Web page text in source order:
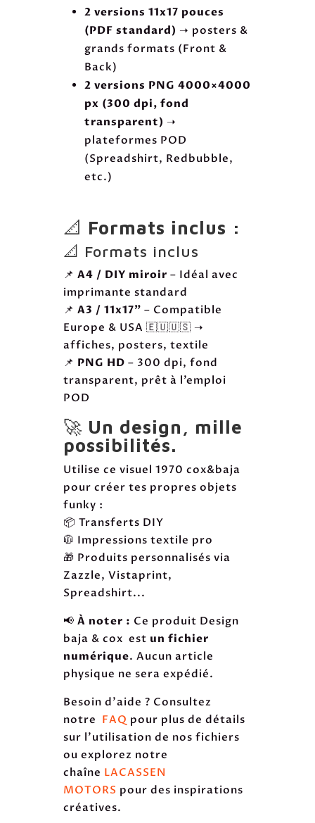
2 versions 11x17 pouces
(PDF standard) ➝ posters &
grands formats (Front &
Back)
2 versions PNG 4000×4000
px (300 dpi, fond
transparent) ➝
plateformes POD
(Spreadshirt, Redbubble,
etc.)
📐 Formats inclus :
📐 Formats inclus
📌 A4 / DIY miroir – Idéal avec
imprimante standard
📌 A3 / 11x17" – Compatible
Europe & USA 🇪🇺🇺🇸 ➝
affiches, posters, textile
📌 PNG HD – 300 dpi, fond
transparent, prêt à l’emploi
POD
🚀 Un design, mille
possibilités.
Utilise ce visuel 1970 cox&baja
pour créer tes propres objets
funky :
📦 Transferts DIY
🧥 Impressions textile pro
🎁 Produits personnalisés via
Zazzle, Vistaprint,
Spreadshirt...
📢 À noter : Ce produit Design
baja & cox est un fichier
numérique. Aucun article
physique ne sera expédié.
Besoin d'aide ? Consultez
notre FAQ pour plus de détails
sur l'utilisation de nos fichiers
ou explorez notre
chaîne LACASSEN
MOTORS pour des inspirations
créatives.